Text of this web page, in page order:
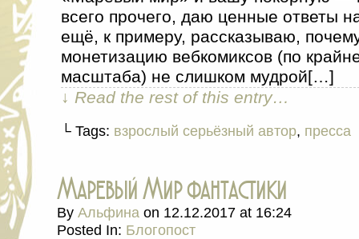
всего прочего, даю ценные ответы
ещё, к примеру, рассказываю,
монетизацию вебкомиксов (по
масштаба) не слишком мудрой[…]
↓ Read the rest of this entry…
└ Tags: взрослый серьёзный автор, пресса
Маревый Мир фантастики
By Альфина on 12.12.2017 at 16:24
Posted In: Блогопост